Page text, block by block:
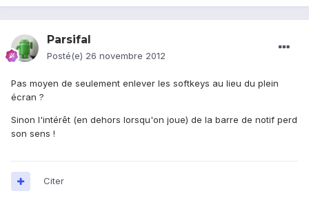
Parsifal
Posté(e) 26 novembre 2012
Pas moyen de seulement enlever les softkeys au lieu du plein
écran ?
Sinon l'intérêt (en dehors lorsqu'on joue) de la barre de notif perd
son sens !
Citer